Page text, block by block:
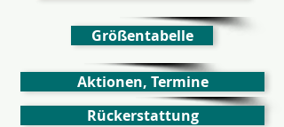
Größentabelle
Aktionen, Termine
Rückerstattung